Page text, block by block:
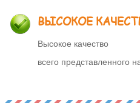
ВЫСОКОЕ
Высокое качество
всего представленного